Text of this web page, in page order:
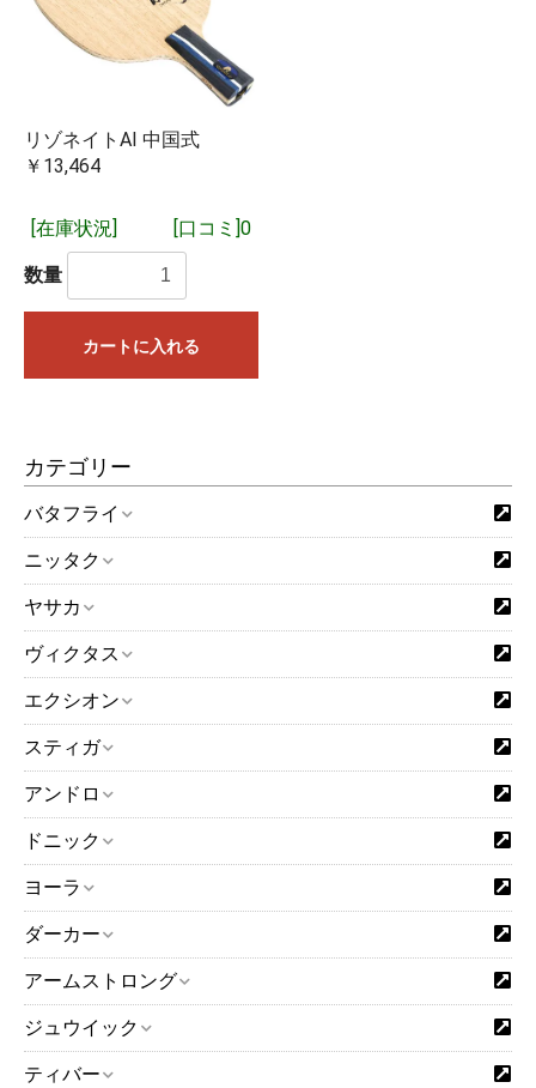
カテゴリー
バタフライ
ニッタク
ヤサカ
ヴィクタス
エクシオン
スティガ
アンドロ
ドニック
ヨーラ
ダーカー
アームストロング
ジュウイック
ティバー
リゾネイトAI 中国式
￥13,464
[在庫状況] [口コミ]0
数量
カートに入れる
日ほどで入荷いたします。問屋に在庫がある場合は1営業日で
すべての商品が揃った時点でのご発送となります。実店舗や
いる場合でも在庫切れしていることもございますことをご了
承ください。
※15時までに当社にメーカーから入荷した商品や当社に在庫が
ある商品をご注文いただいた場合は、15時現在当社に在庫が
あれば、基本的に即日ご発送を予定しております。